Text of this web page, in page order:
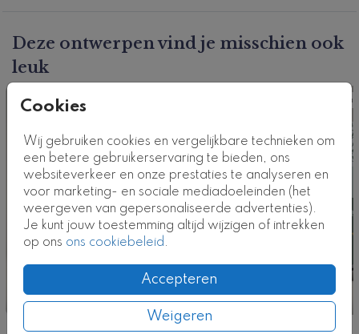
Cookies
Wij gebruiken cookies en vergelijkbare technieken om
een betere gebruikerservaring te bieden, ons
websiteverkeer en onze prestaties te analyseren en
voor marketing- en sociale mediadoeleinden (het
weergeven van gepersonaliseerde advertenties).
Je kunt jouw toestemming altijd wijzigen of intrekken
op ons ons cookiebeleid.
Accepteren
Weigeren
Klik voor alle kraamboeken.
Dit product maakt deel uit van
Kaartcode: KB-S-064-m
Deze ontwerpen vind je misschien ook
leuk